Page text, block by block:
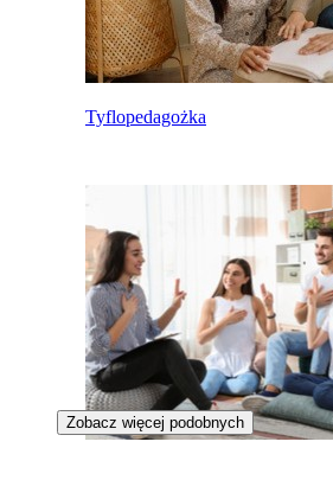
Tyflopedagożka
Zobacz więcej podobnych